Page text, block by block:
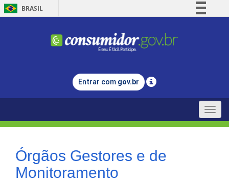
BRASIL
Comunica BR
Legislação
Entrar com gov.br
Toggle
Órgãos Gestores e de
Monitoramento